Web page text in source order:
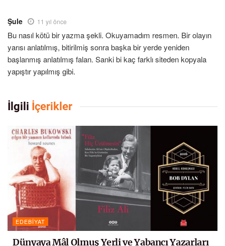
Şule 11 yıl önce
Bu nasıl kötü bir yazma şekli. Okuyamadım resmen. Bir olayın
yarısı anlatılmış, bitirilmiş sonra başka bir yerde yeniden
başlanmış anlatılmış falan. Sanki bi kaç farklı siteden kopyala
yapıştır yapılmış gibi.
İlgili İçerikler
EDEBIYAT
Dünyaya Mâl Olmuş Yerli ve Yabancı Yazarları